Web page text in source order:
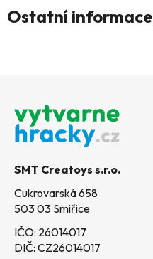
Ostatní informace
SMT Creatoys s.r.o.
Cukrovarská 658
503 03 Smiřice
IČO: 26014017
DIČ: CZ26014017